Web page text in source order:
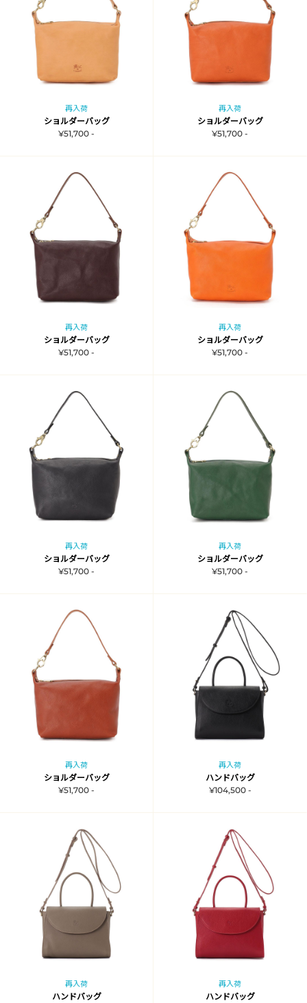
再入荷
ショルダーバッグ
¥51,700 -
再入荷
ショルダーバッグ
¥51,700 -
再入荷
ショルダーバッグ
¥51,700 -
再入荷
ショルダーバッグ
¥51,700 -
再入荷
ショルダーバッグ
¥51,700 -
再入荷
ショルダーバッグ
¥51,700 -
再入荷
ショルダーバッグ
¥51,700 -
再入荷
ハンドバッグ
¥104,500 -
再入荷
ハンドバッグ
再入荷
ハンドバッグ